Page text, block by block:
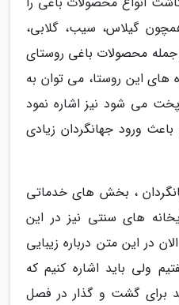
گیلاس، سیب، گلابی،
جمله محصولات باغی روستای
های این روستا، می توان به
می شود نیز اشاره نمود
ورود جهانگردان زیادی
، بخش های خدماتی
های سنتی نیز در این
در این متن درباره زیبایی
ولی باید اشاره کنیم که
برای گشت و گذار در فصل